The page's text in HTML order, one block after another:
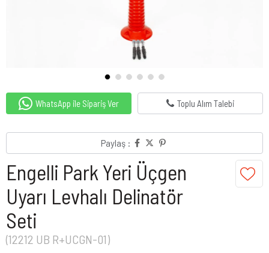
WhatsApp ile Sipariş Ver Toplu Alım Talebi
Paylaş :
Engelli Park Yeri Üçgen
Uyarı Levhalı Delinatör
Seti
(12212 UB R+UCGN-01)